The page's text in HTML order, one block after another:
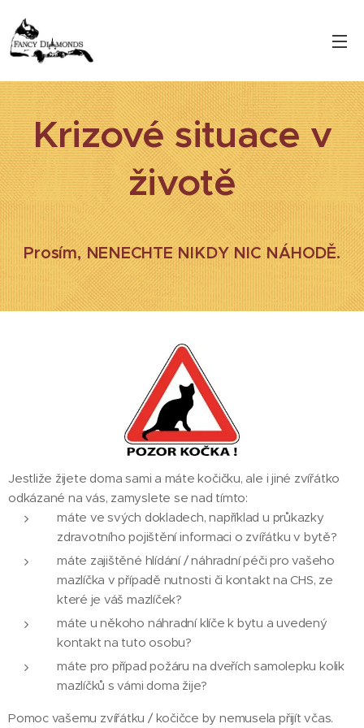
Krizové situace v
životě
Prosím, NENECHTE NIKDY NIC NÁHODĚ.
Jestliže žijete doma sami a máte kočičku, ale i jiné zvířátko
odkázané na vás, zamyslete se nad tímto:
máte ve svých dokladech, například u průkazky
zdravotního pojištění informaci o zvířátku v bytě?
máte zajištěné hlídání / náhradní péči pro vašeho
mazlíčka v případě nutnosti či kontakt na CHS, ze
které je váš mazlíček?
máte u někoho náhradní klíče k bytu a uvedený
kontakt na tuto osobu?
máte pro případ požáru na dveřích samolepku kolik
mazlíčků s vámi doma žije?
Pomoc vašemu zvířátku / kočičce by nemusela přijít včas.